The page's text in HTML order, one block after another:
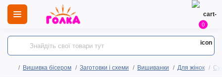
0
Вишивка бісером Заготовки і схеми Вишиванки Для жінок